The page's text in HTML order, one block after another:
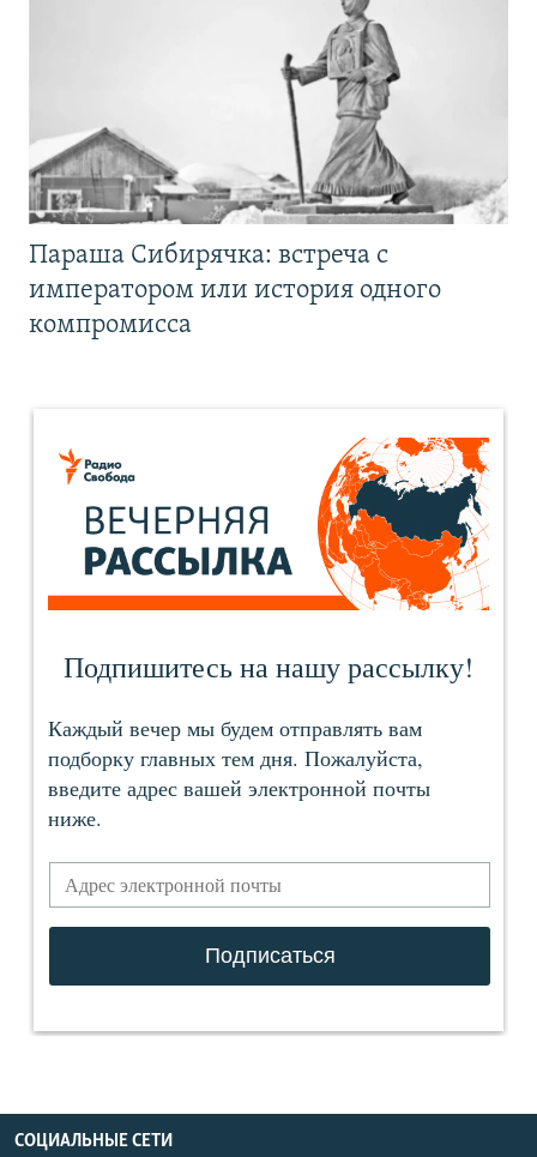
Параша Сибирячка: встреча с
императором или история одного
компромисса
СОЦИАЛЬНЫЕ СЕТИ